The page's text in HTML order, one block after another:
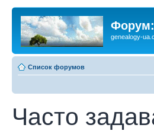
Форум:
genealogy-
Список форумов
Часто